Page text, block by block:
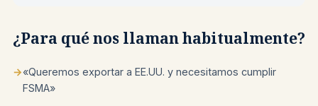
¿Para qué nos llaman habitualmente?
→«Queremos exportar a EE.UU. y necesitamos cumplir
FSMA»